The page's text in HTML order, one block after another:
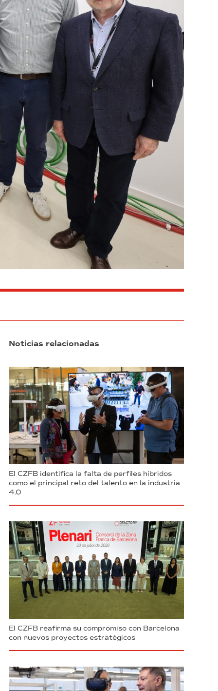
Noticias relacionadas
El CZFB identifica la falta de perfiles híbridos
como el principal reto del talento en la industria
4.0
El CZFB reafirma su compromiso con Barcelona
con nuevos proyectos estratégicos